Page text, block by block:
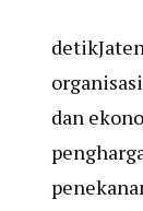
dan